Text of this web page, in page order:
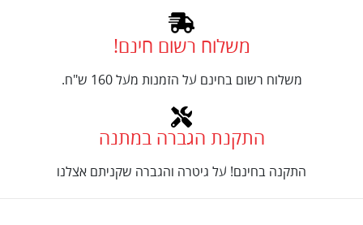
משלוח רשום חינם!
משלוח רשום בחינם על הזמנות מעל 160 ש"ח.
התקנת הגברה במתנה
התקנה בחינם! על גיטרה והגברה שקניתם אצלנו